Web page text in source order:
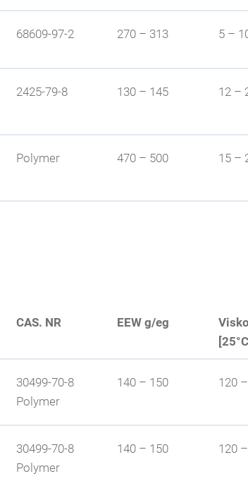
68609-97-2 270 – 313 5 –
Charakter; nur geringe Flüchtigkeit
2425-79-8 130 – 145 12 –
Eigenschaften werden wenig
Polymer 470 – 500 15 –
Charakter
CAS. NR EEW g/eg
30499-70-8
Polymer
140 – 150 120
Glasübergangstemperatur wird nur
30499-70-8
Polymer
140 – 150 120